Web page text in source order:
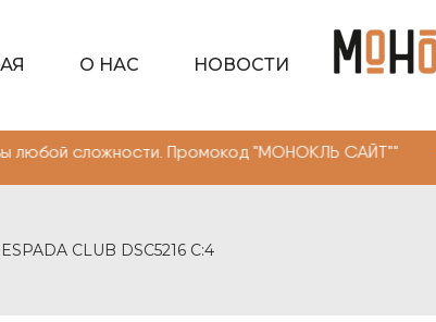
О НАС НОВОСТИ
Промокод "МОНОКЛЬ САЙТ"" -10%
CLUB DSC5216 С:4